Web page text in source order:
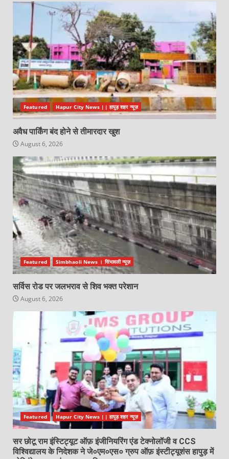
Featured Hapur City News || हापुड़ शहर न्यूज़
अवैध पार्किंग बंद होने से तीमारदार खुश
August 6, 2026
Featured Simbhaoli News । सिंभावली न्यूज़
सर्विस रोड पर जलभराव से शिव भक्त परेशान
August 6, 2026
Featured Hapur City News || हापुड़ शहर न्यूज़
सर छोटू राम इंस्टिट्यूट ऑफ़ इंजीनियरिंग एंड टेक्नोलॉजी व CCS
विश्विद्यालय के निदेशक ने जे०एम०एस० ग्रुप ऑफ़ इंस्टीट्यूशंस हापुड़ में